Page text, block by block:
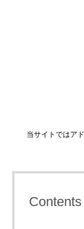
当サイトではア
Contents